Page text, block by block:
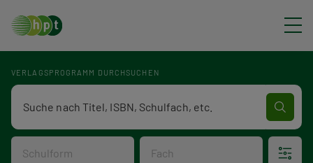
VERLAGSPROGRAMM DURCHSUCHEN
Schulform Fach
Verlagsprogramm Volltextsuche